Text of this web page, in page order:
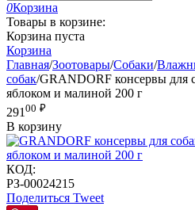
0Корзина
Товары в корзине:
Корзина пуста
Корзина
Главная/Зоотовары/Собаки/
собак/GRANDORF консервы для
яблоком и малиной 200 г
291 00 ₽
В корзину
КОД:
РЗ-00024215
Поделиться Tweet